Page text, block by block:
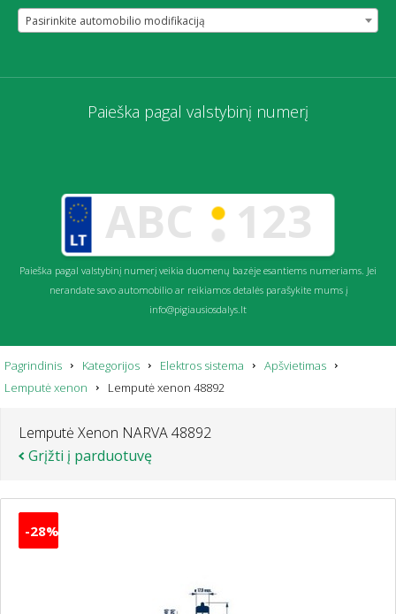
Pasirinkite automobilio modifikaciją
Paieška pagal valstybinį numerį
Paieška pagal valstybinį numerį veikia duomenų bazėje esantiems numeriams. Jei
nerandate savo automobilio ar reikiamos detalės parašykite mums į
info@pigiausiosdalys.lt
Pagrindinis Kategorijos Elektros sistema
Apšvietimas
Lemputė xenon
Lemputė xenon 48892
Lemputė Xenon NARVA 48892
Grįžti į parduotuvę
-28%